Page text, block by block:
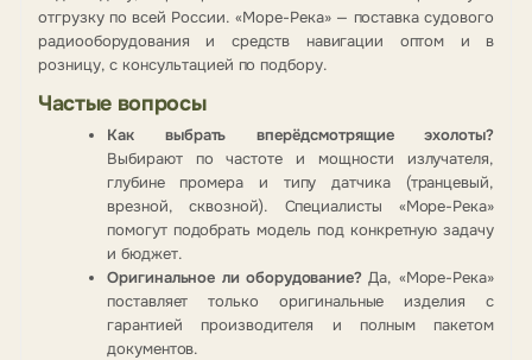
отгрузку по всей России. «Море-Река» — поставка судового
радиооборудования и средств навигации оптом и в
розницу, с консультацией по подбору.
Частые вопросы
Как выбрать вперёдсмотрящие эхолоты?
Выбирают по частоте и мощности излучателя,
глубине промера и типу датчика (транцевый,
врезной, сквозной). Специалисты «Море-Река»
помогут подобрать модель под конкретную задачу
и бюджет.
Оригинальное ли оборудование? Да, «Море-Река»
поставляет только оригинальные изделия с
гарантией производителя и полным пакетом
документов.